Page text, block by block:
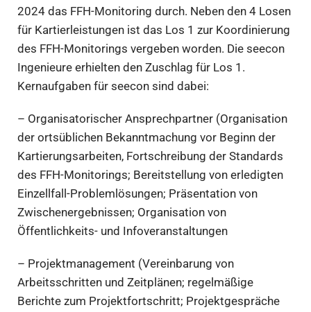
2024 das FFH-Monitoring durch. Neben den 4 Losen
für Kartierleistungen ist das Los 1 zur Koordinierung
des FFH-Monitorings vergeben worden. Die seecon
Ingenieure erhielten den Zuschlag für Los 1.
Kernaufgaben für seecon sind dabei:
– Organisatorischer Ansprechpartner (Organisation
der ortsüblichen Bekanntmachung vor Beginn der
Kartierungsarbeiten, Fortschreibung der Standards
des FFH-Monitorings; Bereitstellung von erledigten
Einzellfall-Problemlösungen; Präsentation von
Zwischenergebnissen; Organisation von
Öffentlichkeits- und Infoveranstaltungen
– Projektmanagement (Vereinbarung von
Arbeitsschritten und Zeitplänen; regelmäßige
Berichte zum Projektfortschritt; Projektgespräche